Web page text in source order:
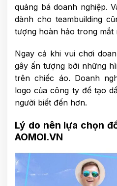
quảng bá doanh nghiệp.
dành cho teambuilding
tượng hoàn hảo trong mắt
Ngay cả khi vui chơi
gây ấn tượng bởi những
trên chiếc áo. Doanh
logo của công ty để tạo
người biết đến hơn.
Lý do nên lựa chọn
AOMOI.VN